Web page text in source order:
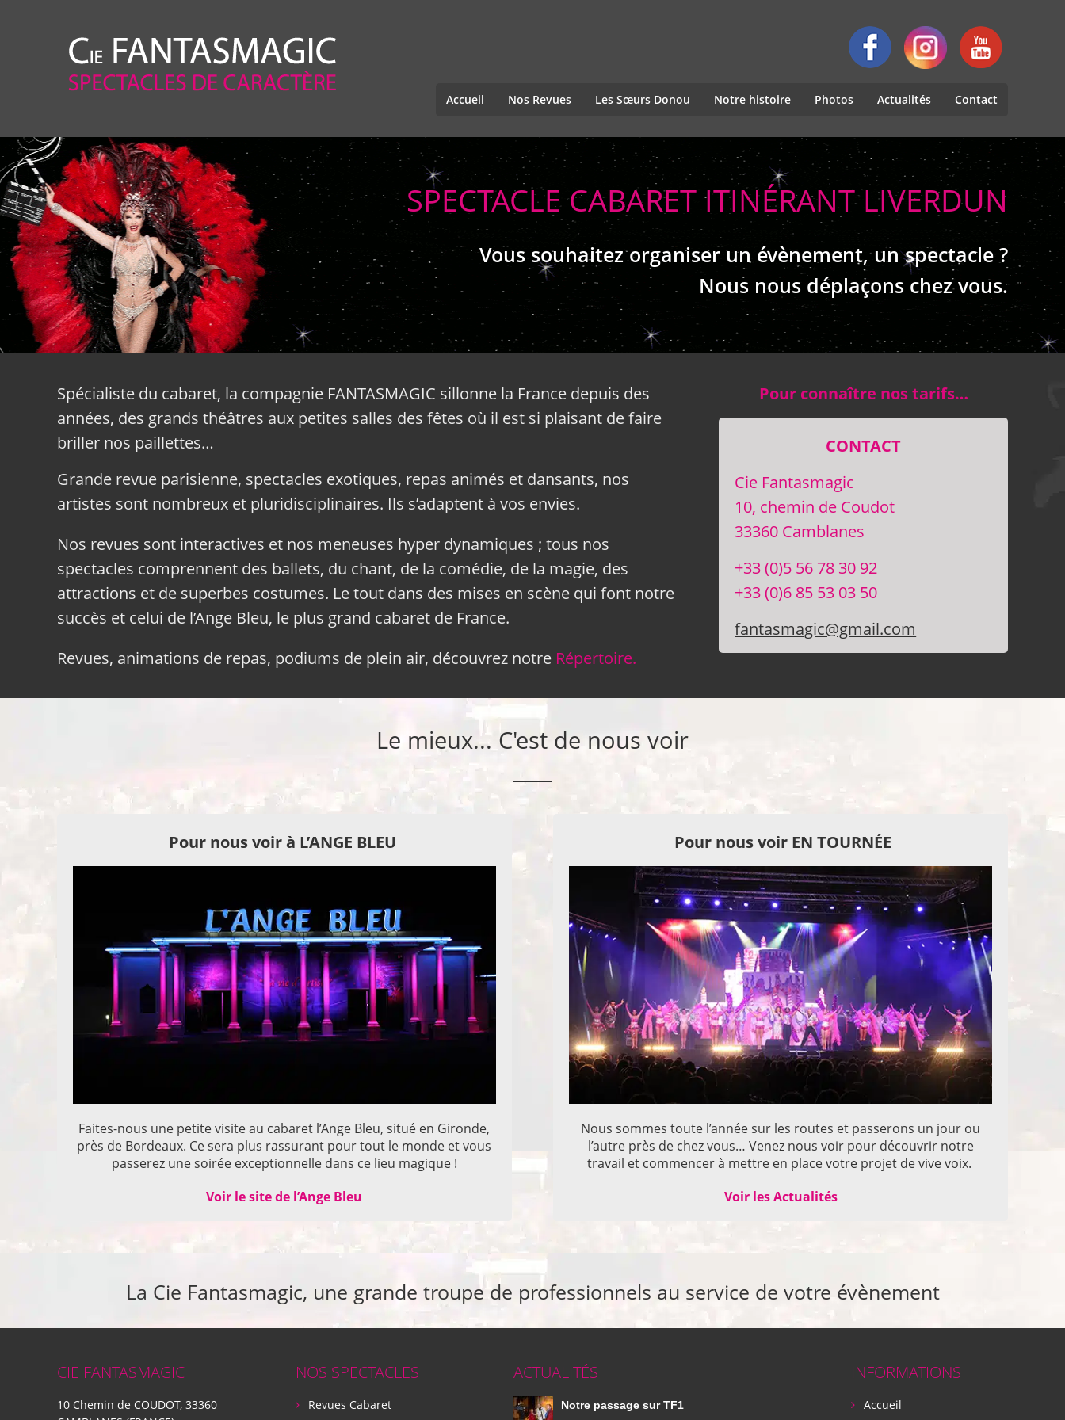
Accueil Nos Revues Les Sœurs Donou Notre histoire Photos Actualités Contact
SPECTACLE CABARET ITINÉRANT LIVERDUN
Vous souhaitez organiser un évènement, un spectacle ?
Nous nous déplaçons chez vous.
Spécialiste du cabaret, la compagnie FANTASMAGIC sillonne la France depuis des
années, des grands théâtres aux petites salles des fêtes où il est si plaisant de faire
briller nos paillettes…
Grande revue parisienne, spectacles exotiques, repas animés et dansants, nos
artistes sont nombreux et pluridisciplinaires. Ils s’adaptent à vos envies.
Nos revues sont interactives et nos meneuses hyper dynamiques ; tous nos
spectacles comprennent des ballets, du chant, de la comédie, de la magie, des
attractions et de superbes costumes. Le tout dans des mises en scène qui font notre
succès et celui de l’Ange Bleu, le plus grand cabaret de France.
Revues, animations de repas, podiums de plein air, découvrez notre Répertoire.
Pour connaître nos tarifs…
CONTACT
Cie Fantasmagic
10, chemin de Coudot
33360 Camblanes
+33 (0)5 56 78 30 92
+33 (0)6 85 53 03 50
fantasmagic@gmail.com
Le mieux... C'est de nous voir
Pour nous voir à L’ANGE BLEU
Faites-nous une petite visite au cabaret l’Ange Bleu, situé en Gironde,
près de Bordeaux. Ce sera plus rassurant pour tout le monde et vous
passerez une soirée exceptionnelle dans ce lieu magique !
Voir le site de l’Ange Bleu
Pour nous voir EN TOURNÉE
Nous sommes toute l’année sur les routes et passerons un jour ou
l’autre près de chez vous… Venez nous voir pour découvrir notre
travail et commencer à mettre en place votre projet de vive voix.
Voir les Actualités
La Cie Fantasmagic, une grande troupe de professionnels au service de votre évènement
CIE FANTASMAGIC
10 Chemin de COUDOT, 33360
NOS SPECTACLES
Revues Cabaret
ACTUALITÉS
Notre passage sur TF1
INFORMATIONS
Accueil